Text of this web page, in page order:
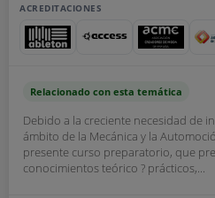
ACREDITACIONES
Relacionado con esta temática
Debido a la creciente necesidad de
ámbito de la Mecánica y la
presente curso preparatorio, que
conocimientos teórico ? prácticos,...